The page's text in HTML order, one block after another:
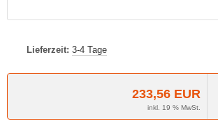
Lieferzeit: 3-4 Tage
233,56 EUR
inkl. 19 % MwSt.